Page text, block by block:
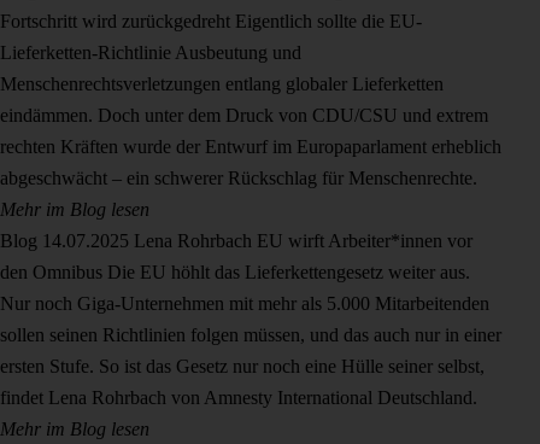
Fortschritt wird zurückgedreht Eigentlich sollte die EU-
Lieferketten-Richtlinie Ausbeutung und
Menschenrechtsverletzungen entlang globaler Lieferketten
eindämmen. Doch unter dem Druck von CDU/CSU und extrem
rechten Kräften wurde der Entwurf im Europaparlament erheblich
abgeschwächt – ein schwerer Rückschlag für Menschenrechte.
Mehr im Blog lesen
Blog 14.07.2025 Lena Rohrbach EU wirft Arbeiter*innen vor
den Omnibus Die EU höhlt das Lieferkettengesetz weiter aus.
Nur noch Giga-Unternehmen mit mehr als 5.000 Mitarbeitenden
sollen seinen Richtlinien folgen müssen, und das auch nur in einer
ersten Stufe. So ist das Gesetz nur noch eine Hülle seiner selbst,
findet Lena Rohrbach von Amnesty International Deutschland.
Mehr im Blog lesen